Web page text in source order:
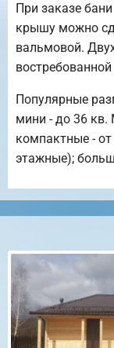
При заказе
крышу можно
вальмовой.
Популярные
мини - до 36
компактные -
этажные);